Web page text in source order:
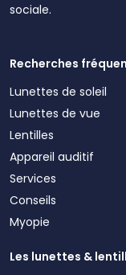
sociale.
Recherches
Lunettes de soleil
Lunettes de vue
Lentilles
Appareil auditif
Services
Conseils
Myopie
Les lunettes &